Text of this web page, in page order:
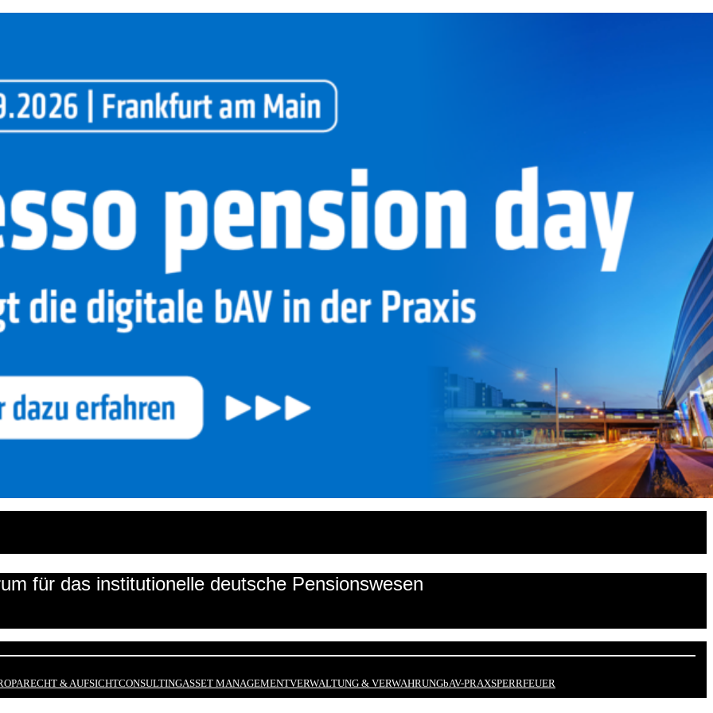
für das institutionelle deutsche Pensionswesen
RECHT & AUFSICHTCONSULTINGASSET MANAGEMENTVERWALTUNG & VERWAHRUNGbAV-PRAXSPERRFEUER